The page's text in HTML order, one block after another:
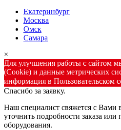
Екатеринбург
Москва
Омск
Самара
×
Для улучшения работы с сайтом
(Cookie) и данные метрических
информация в Пользовательском
Спасибо за заявку.
Наш специалист свяжется с Вами
уточнить подробности заказа
оборудования.